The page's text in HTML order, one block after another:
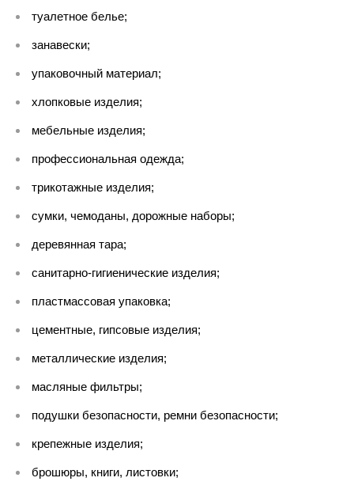
туалетное белье;
занавески;
упаковочный материал;
хлопковые изделия;
мебельные изделия;
профессиональная одежда;
трикотажные изделия;
сумки, чемоданы, дорожные наборы;
деревянная тара;
санитарно-гигиенические изделия;
пластмассовая упаковка;
цементные, гипсовые изделия;
металлические изделия;
масляные фильтры;
подушки безопасности, ремни безопасности;
крепежные изделия;
брошюры, книги, листовки;